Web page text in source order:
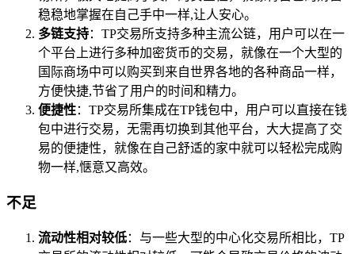
稳稳地掌握在自己手中一样,让人安心。
多链支持：TP交易所支持多种主流公链，用户可以在一
个平台上进行多种加密货币的交易，就像在一个大型的
国际商场中可以购买到来自世界各地的各种商品一样，
方便快捷,节省了用户的时间和精力。
便捷性：TP交易所集成在TP钱包中，用户可以直接在钱
包中进行交易，无需再切换到其他平台，大大提高了交
易的便捷性，就像在自己舒适的家中就可以轻松完成购
物一样,惬意又高效。
不足
流动性相对较低：与一些大型的中心化交易所相比，TP